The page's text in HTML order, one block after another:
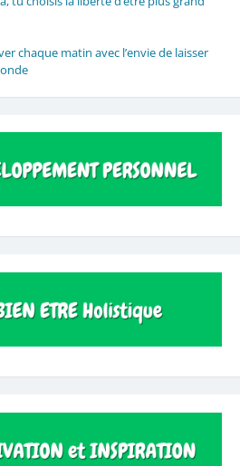
chaque matin avec l’envie de laisser